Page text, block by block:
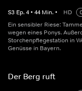
S3 Ep.4 • 44 Min. • HD
Ein sensibler Riese:
wegen eines Ponys.
Storchenpflegestation in
Genüsse in Bayern.
Der Berg ruft